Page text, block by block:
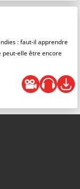
: faut-il apprendre
peut-elle être encore